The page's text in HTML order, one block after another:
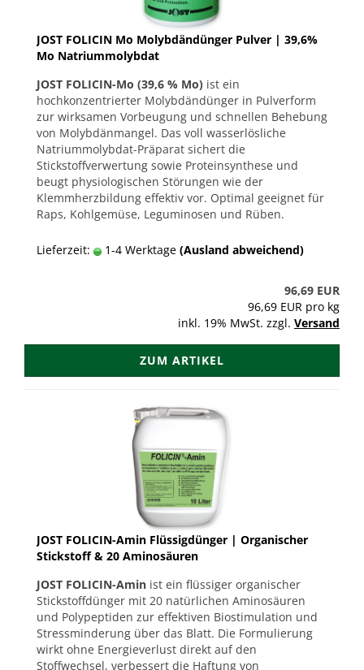
JOST FOLICIN Mo Molybdändünger Pulver | 39,6%
Mo Natriummolybdat
JOST FOLICIN-Mo (39,6 % Mo) ist ein
hochkonzentrierter Molybdändünger in Pulverform
zur wirksamen Vorbeugung und schnellen Behebung
von Molybdänmangel. Das voll wasserlösliche
Natriummolybdat-Präparat sichert die
Stickstoffverwertung sowie Proteinsynthese und
beugt physiologischen Störungen wie der
Klemmherzbildung effektiv vor. Optimal geeignet für
Raps, Kohlgemüse, Leguminosen und Rüben.
Lieferzeit: 1-4 Werktage (Ausland abweichend)
96,69 EUR
96,69 EUR pro kg
inkl. 19% MwSt. zzgl. Versand
ZUM ARTIKEL
JOST FOLICIN-Amin Flüssigdünger | Organischer
Stickstoff & 20 Aminosäuren
JOST FOLICIN-Amin ist ein flüssiger organischer
Stickstoffdünger mit 20 natürlichen Aminosäuren
und Polypeptiden zur effektiven Biostimulation und
Stressminderung über das Blatt. Die Formulierung
wirkt ohne Energieverlust direkt auf den
Stoffwechsel, verbessert die Haftung von